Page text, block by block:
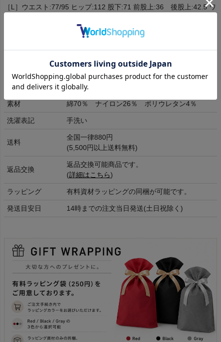
［L］ウエスト:77/95 ヒップ:112 股下:71 前股上:36 後股上:42.5 ワ
［XL］ウエスト:82/100 ヒップ:117 股下:72 前股上:37 後股上:43.5
[cm]
商品詳細
素材 綿70％ ナイロン26％ ポリウレタン4％
洗濯表記 手洗い
送料
全国一律880円
(5,500円以上送料無料)
返品交換
返品交換可能商品です。
(詳細はこちら)
ラッピング 有料資材ラッピングの同梱が可能です。
発送目安日 14時までの注文当日発送(土日祝除く)